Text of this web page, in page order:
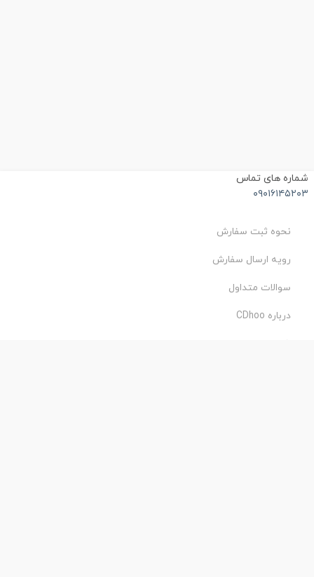
شماره های تماس
۰۹۰۱۶۱۴۵۲۰۳
نحوه ثبت سفارش
رویه ارسال سفارش
سوالات متداول
درباره CDhoo